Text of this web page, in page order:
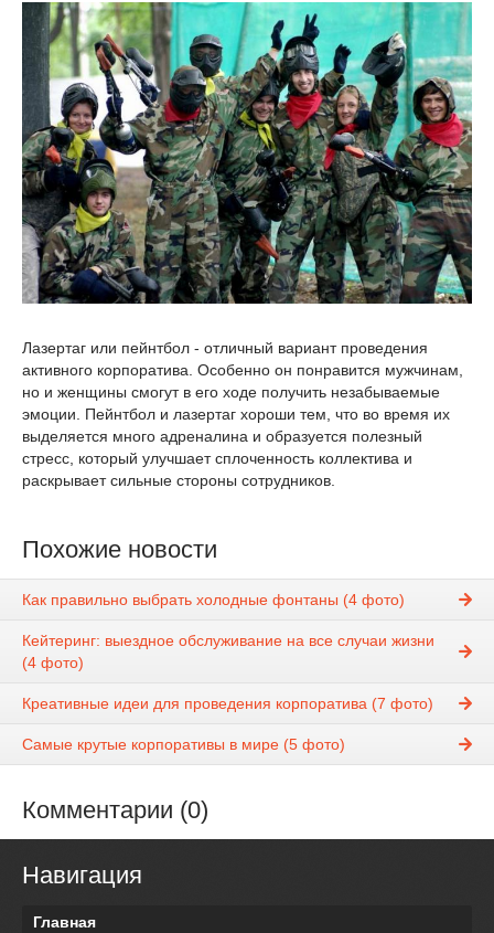
Лазертаг или пейнтбол - отличный вариант проведения
активного корпоратива. Особенно он понравится мужчинам,
но и женщины смогут в его ходе получить незабываемые
эмоции. Пейнтбол и лазертаг хороши тем, что во время их
выделяется много адреналина и образуется полезный
стресс, который улучшает сплоченность коллектива и
раскрывает сильные стороны сотрудников.
Похожие новости
Как правильно выбрать холодные фонтаны (4 фото)
Кейтеринг: выездное обслуживание на все случаи жизни
(4 фото)
Креативные идеи для проведения корпоратива (7 фото)
Самые крутые корпоративы в мире (5 фото)
Комментарии (0)
Навигация
Главная